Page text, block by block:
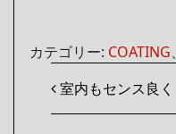
カテゴリー: COATING、
投稿ナビゲ
室内もセンス良く